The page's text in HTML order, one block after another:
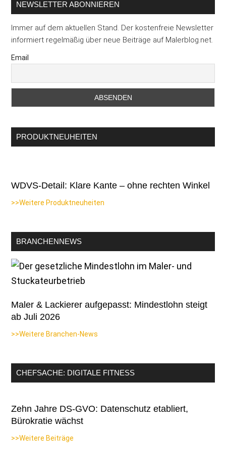
NEWSLETTER ABONNIEREN
Immer auf dem aktuellen Stand. Der kostenfreie Newsletter
informiert regelmäßig über neue Beiträge auf Malerblog.net.
Email
PRODUKTNEUHEITEN
WDVS-Detail: Klare Kante – ohne rechten Winkel
>>Weitere Produktneuheiten
BRANCHENNEWS
Maler & Lackierer aufgepasst: Mindestlohn steigt
ab Juli 2026
>>Weitere Branchen-News
CHEFSACHE: DIGITALE FITNESS
Zehn Jahre DS-GVO: Datenschutz etabliert,
Bürokratie wächst
>>Weitere Beiträge